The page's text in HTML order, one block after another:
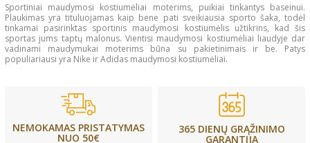
Sportiniai maudymosi kostiumėliai moterims, puikiai tinkantys baseinui.
Plaukimas yra tituluojamas kaip bene pati sveikiausia sporto šaka, todėl
tinkamai pasirinktas sportinis maudymosi kostiumėlis užtikrins, kad šis
sportas jums taptų malonus. Vientisi maudymosi kostiumėliai liaudyje dar
vadinami maudymukai moterims būna su pakietinimais ir be. Patys
populiariausi yra Nike ir Adidas maudymosi kostiumėliai.
NEMOKAMAS PRISTATYMAS
NUO 50€
365 DIENŲ GRĄŽINIMO
GARANTIJA